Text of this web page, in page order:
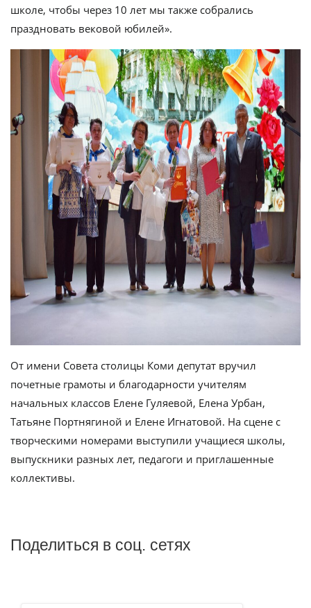
школе, чтобы через 10 лет мы также собрались
праздновать вековой юбилей».
От имени Совета столицы Коми депутат вручил
почетные грамоты и благодарности учителям
начальных классов Елене Гуляевой, Елена Урбан,
Татьяне Портнягиной и Елене Игнатовой. На сцене с
творческими номерами выступили учащиеся школы,
выпускники разных лет, педагоги и приглашенные
коллективы.
Поделиться в соц. сетях